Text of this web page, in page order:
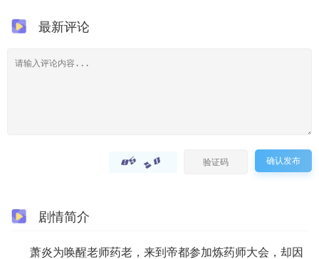
最新评论
确认发布
剧情简介
萧炎为唤醒老师药老，来到帝都参加炼药师大会，却因